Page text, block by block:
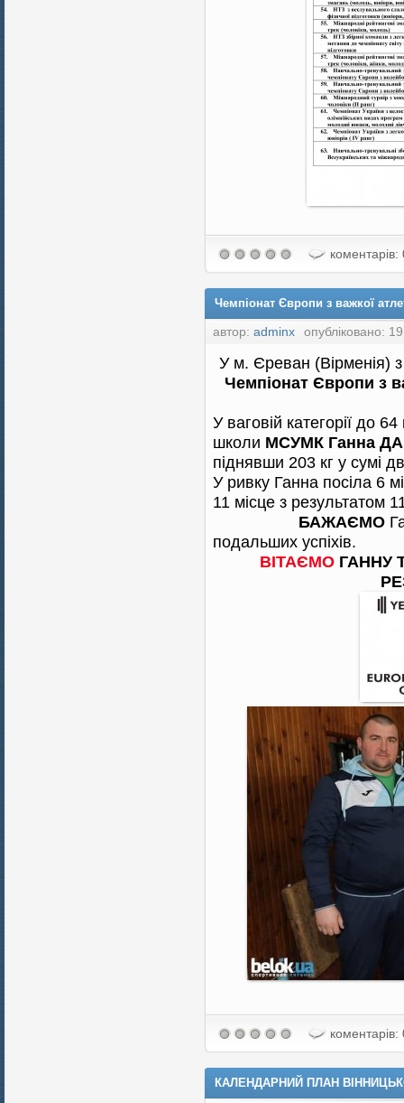
коментарів:
Чемпіонат Європи з важкої
автор: adminx опубліковано:
У м. Єреван (Вірменія)
Чемпіонат Європи з
У ваговій категорії до
школи МСУМК Ганна
піднявши 203 кг у сумі
У ривку Ганна посіла 6
11 місце з результатом
БАЖАЄМО
подальших успіхів.
ВІТАЄМО ГАННУ
коментарів:
КАЛЕНДАРНИЙ ПЛАН